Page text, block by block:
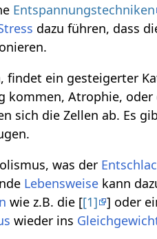
Entspannungstechniken
dazu führen, dass
findet ein gesteigerter
kommen, Atrophie,
sich die Zellen ab. Es
was der
Lebensweise kann
wie z.B. die [[1] ] oder
wieder ins